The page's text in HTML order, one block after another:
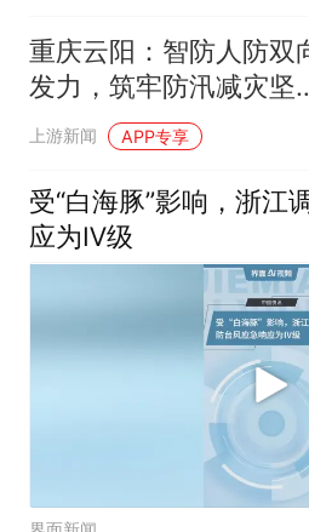
重庆云阳：智防人防双
发力，筑牢防汛减灾坚
防线
上游新闻 APP专享
受“白海豚”影响，浙江
应为Ⅳ级